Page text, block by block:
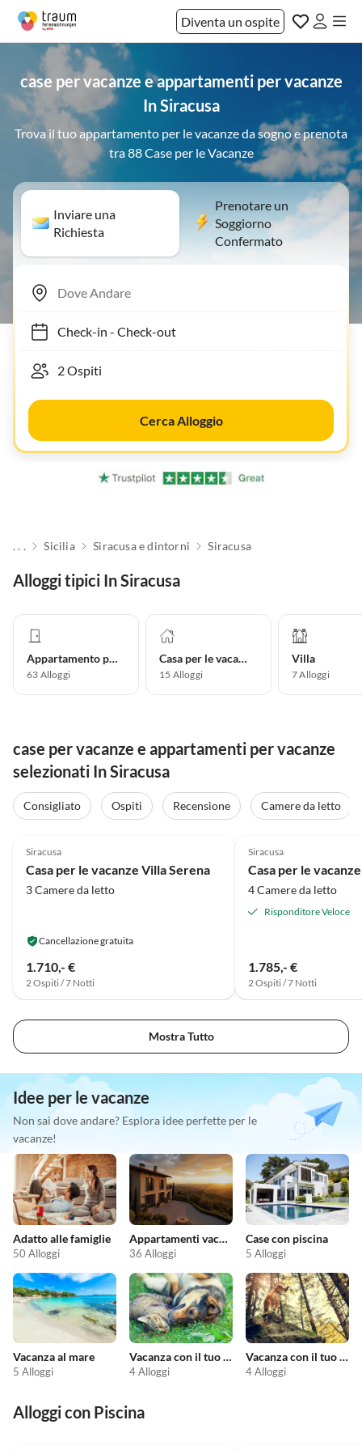
Diventa un ospite
case per vacanze e appartamenti per vacanze
In Siracusa
Trova il tuo appartamento per le vacanze da sogno e prenota
tra 88 Case per le Vacanze
Inviare una
Richiesta
Prenotare un
Soggiorno
Confermato
Check-in- Check-out
Cerca Alloggio
. . . Sicilia Siracusa e dintorni Siracusa
Alloggi tipici In Siracusa
Appartamento per vacanze
63 Alloggi
Casa per le vacanze
15 Alloggi
Villa
7Alloggi
case per vacanze e appartamenti per vacanze
selezionati In Siracusa
Consigliato Ospiti Recensione
Camere da letto
Siracusa
Casa per le vacanze Villa Serena
3 Camere da letto
Cancellazione gratuita
1.710,- €
2 Ospiti / 7 Notti
Siracusa
Casa per le
4 Camere da letto
Risponditore Veloce
1.785,- €
2 Ospiti / 7 Notti
Mostra Tutto
Idee per le vacanze
Non sai dove andare? Esplora idee perfette per le
vacanze!
Adatto alle famiglie
50 Alloggi
Appartamenti vacanze economici
36 Alloggi
Case con piscina
5 Alloggi
Vacanza al mare
5 Alloggi
Vacanza con il tuo animale domestico
4 Alloggi
Vacanza con il tuo cane
4 Alloggi
Alloggi con Piscina